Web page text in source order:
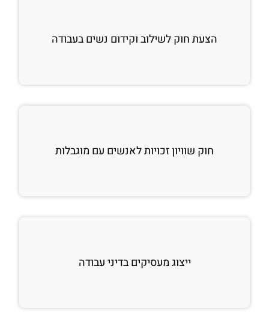
הצעת חוק לשילוב וקידום נשים בעבודה
חוק שוויון זכויות לאנשים עם מוגבלות
ייצוג מעסיקים בדיני עבודה